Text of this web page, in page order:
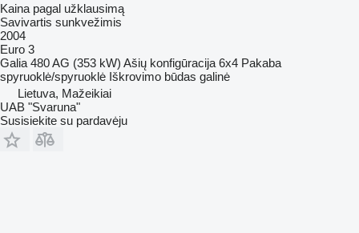
Kaina pagal užklausimą
Savivartis sunkvežimis
2004
Euro 3
Galia 480 AG (353 kW) Ašių konfigūracija 6x4 Pakaba
spyruoklė/spyruoklė Iškrovimo būdas galinė
Lietuva, Mažeikiai
UAB "Svaruna"
Susisiekite su pardavėju